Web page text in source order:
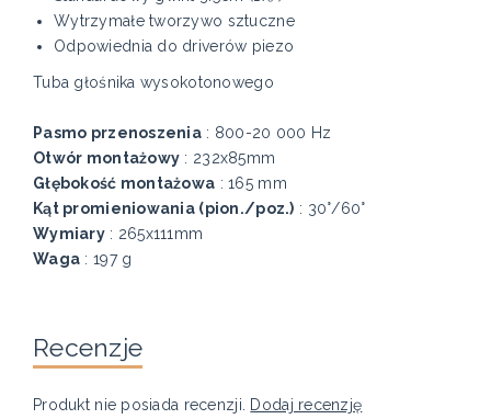
Wytrzymałe tworzywo sztuczne
Odpowiednia do driverów piezo
Tuba głośnika wysokotonowego
Pasmo przenoszenia : 800-20 000 Hz
Otwór montażowy : 232x85mm
Głębokość montażowa : 165 mm
Kąt promieniowania (pion./poz.) : 30°/60°
Wymiary: 265x111mm
Waga : 197 g
Recenzje
Produkt nie posiada recenzji. Dodaj recenzję